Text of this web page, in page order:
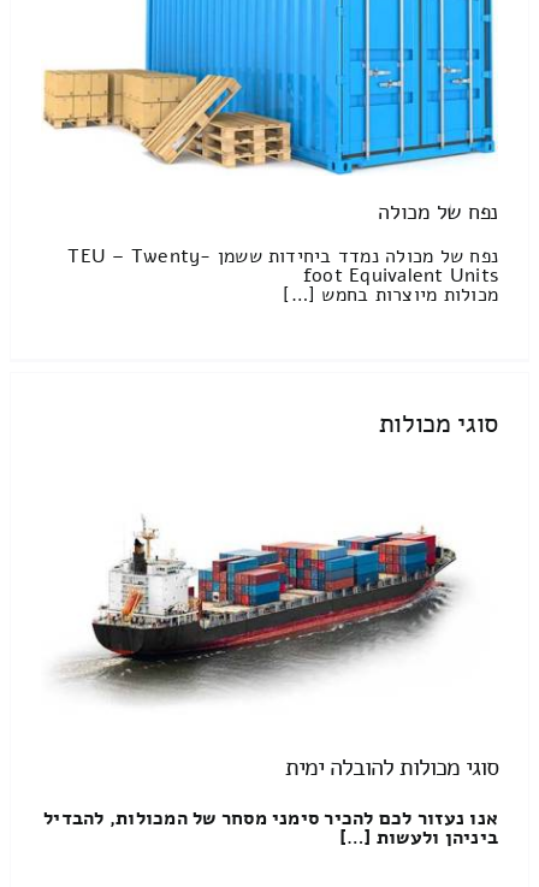
נפח של מכולה
נפח של מכולה נמדד ביחידות ששמן TEU – Twenty-
foot Equivalent Units
מכולות מיוצרות בחמש […]
סוגי מכולות
סוגי מכולות להובלה ימית
אנו נעזור לכם להכיר סימני מסחר של המכולות, להבדיל
ביניהן ולעשות […]